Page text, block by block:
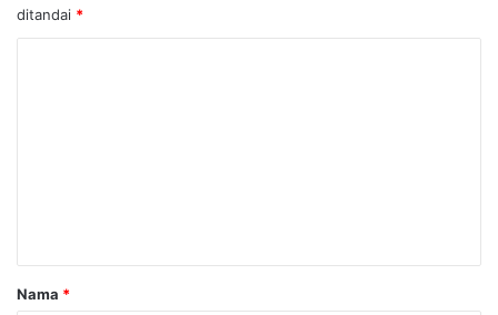
ditandai *
rNama *